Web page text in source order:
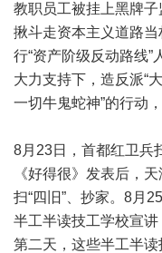
教职员工被挂上黑牌
揪斗走资本主义道路
行“资产阶级反动路线
大力支持下，造反派“
一切牛鬼蛇神”的行动
8月23日，首都红卫兵
《好得很》发表后，
扫“四旧”、抄家。8月
半工半读技工学校宣讲
第二天，这些半工半